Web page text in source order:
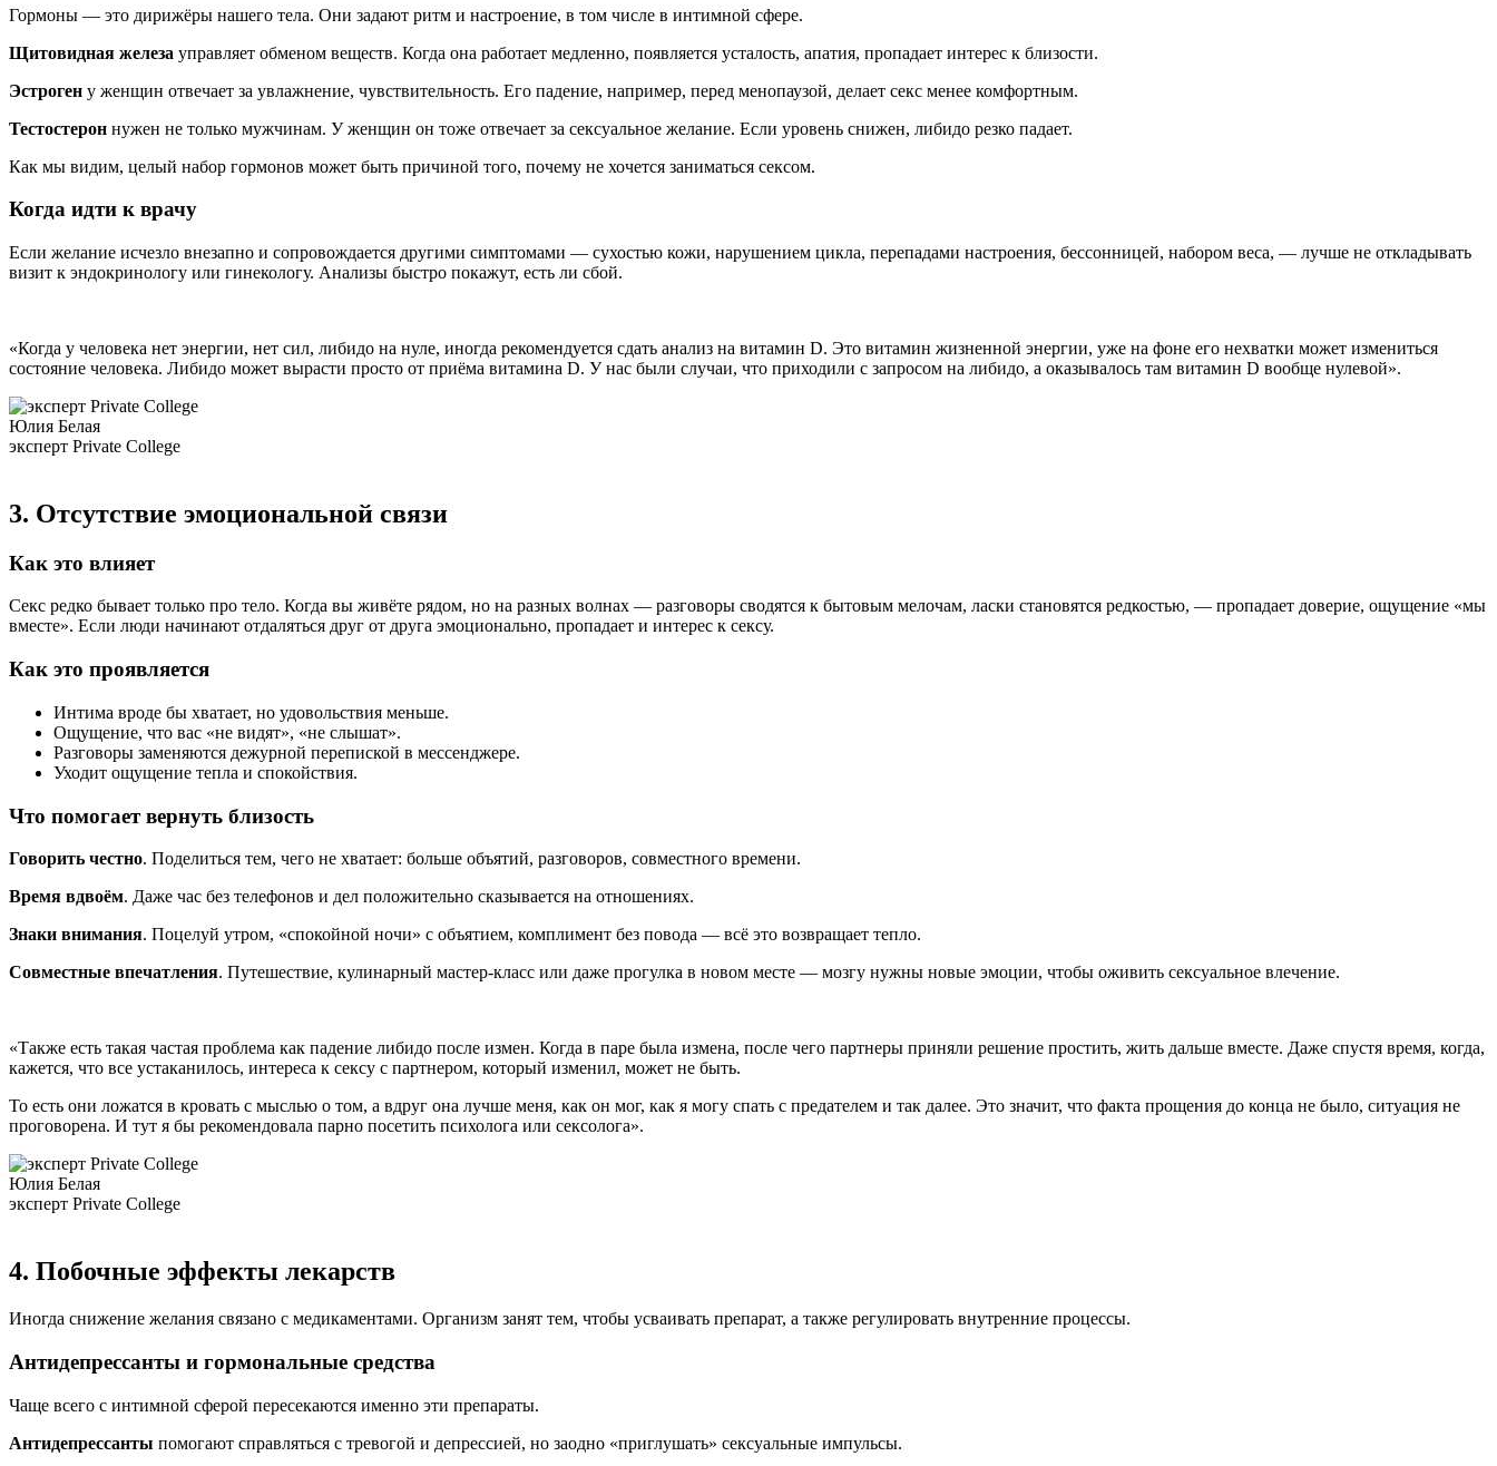
Гормоны — это дирижёры нашего тела. Они задают ритм и настроение, в том числе в интимной сфере.
Щитовидная железа управляет обменом веществ. Когда она работает медленно, появляется усталость, апатия, пропадает интерес к близости.
Эстроген у женщин отвечает за увлажнение, чувствительность. Его падение, например, перед менопаузой, делает секс менее комфортным.
Тестостерон нужен не только мужчинам. У женщин он тоже отвечает за сексуальное желание. Если уровень снижен, либидо резко падает.
Как мы видим, целый набор гормонов может быть причиной того, почему не хочется заниматься сексом.
Когда идти к врачу
Если желание исчезло внезапно и сопровождается другими симптомами — сухостью кожи, нарушением цикла, перепадами настроения, бессонницей, набором веса, — лучше не откладывать
визит к эндокринологу или гинекологу. Анализы быстро покажут, есть ли сбой.
«Когда у человека нет энергии, нет сил, либидо на нуле, иногда рекомендуется сдать анализ на витамин D. Это витамин жизненной энергии, уже на фоне его нехватки может измениться
состояние человека. Либидо может вырасти просто от приёма витамина D. У нас были случаи, что приходили с запросом на либидо, а оказывалось там витамин D вообще нулевой».
Юлия Белая
эксперт Private College
3. Отсутствие эмоциональной связи
Как это влияет
Секс редко бывает только про тело. Когда вы живёте рядом, но на разных волнах — разговоры сводятся к бытовым мелочам, ласки становятся редкостью, — пропадает доверие, ощущение «мы
вместе». Если люди начинают отдаляться друг от друга эмоционально, пропадает и интерес к сексу.
Как это проявляется
Интима вроде бы хватает, но удовольствия меньше.
Ощущение, что вас «не видят», «не слышат».
Разговоры заменяются дежурной перепиской в мессенджере.
Уходит ощущение тепла и спокойствия.
Что помогает вернуть близость
Говорить честно. Поделиться тем, чего не хватает: больше объятий, разговоров, совместного времени.
Время вдвоём. Даже час без телефонов и дел положительно сказывается на отношениях.
Знаки внимания. Поцелуй утром, «спокойной ночи» с объятием, комплимент без повода — всё это возвращает тепло.
Совместные впечатления. Путешествие, кулинарный мастер-класс или даже прогулка в новом месте — мозгу нужны новые эмоции, чтобы оживить сексуальное влечение.
«Также есть такая частая проблема как падение либидо после измен. Когда в паре была измена, после чего партнеры приняли решение простить, жить дальше вместе. Даже спустя время, когда,
кажется, что все устаканилось, интереса к сексу с партнером, который изменил, может не быть.
То есть они ложатся в кровать с мыслью о том, а вдруг она лучше меня, как он мог, как я могу спать с предателем и так далее. Это значит, что факта прощения до конца не было, ситуация не
проговорена. И тут я бы рекомендовала парно посетить психолога или сексолога».
Юлия Белая
эксперт Private College
4. Побочные эффекты лекарств
Иногда снижение желания связано с медикаментами. Организм занят тем, чтобы усваивать препарат, а также регулировать внутренние процессы.
Антидепрессанты и гормональные средства
Чаще всего с интимной сферой пересекаются именно эти препараты.
Антидепрессанты помогают справляться с тревогой и депрессией, но заодно «приглушать» сексуальные импульсы.